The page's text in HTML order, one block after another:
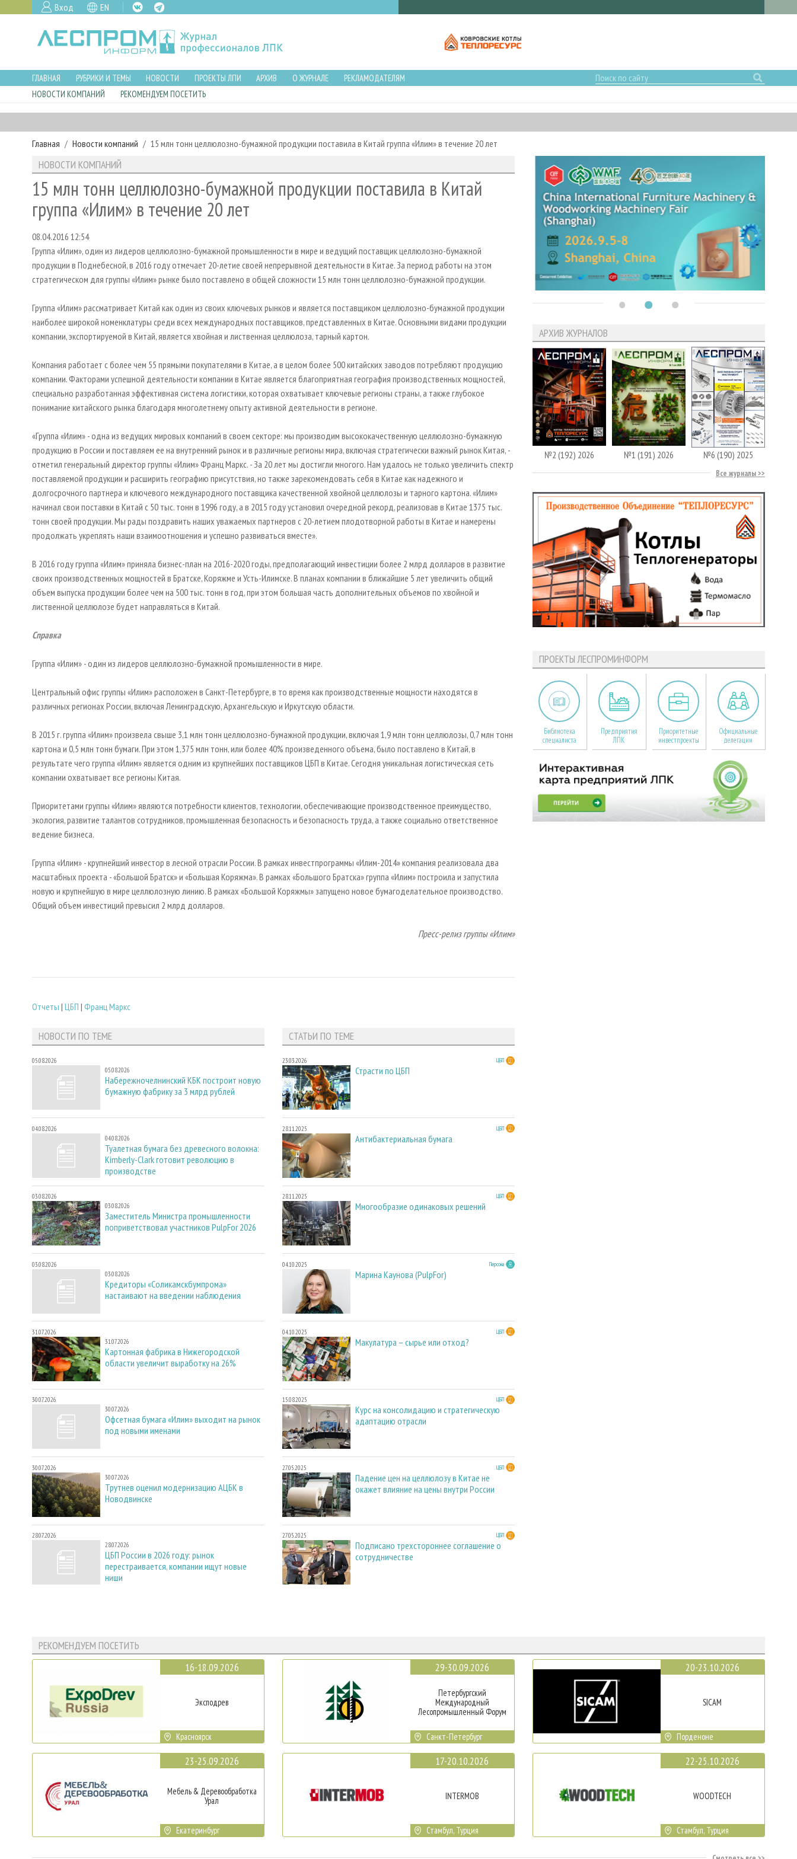
Вход EN
ГЛАВНАЯ РУБРИКИ И ТЕМЫ НОВОСТИ ПРОЕКТЫ ЛПИ АРХИВ О ЖУРНАЛЕ
РЕКЛАМОДАТЕЛЯМ
НОВОСТИ КОМПАНИЙ
РЕКОМЕНДУЕМ ПОСЕТИТЬ
Главная Новости компаний 15 млн тонн целлюлозно-бумажной продукции поставила в Китай группа «Илим» в течение 20 лет
НОВОСТИ КОМПАНИЙ
15 млн тонн целлюлозно-бумажной продукции поставила в Китай
группа «Илим» в течение 20 лет
08.04.2016 12:54
Группа «Илим», один из лидеров целлюлозно-бумажной промышленности в мире и ведущий поставщик целлюлозно-бумажной
продукции в Поднебесной, в 2016 году отмечает 20-летие своей непрерывной деятельности в Китае. За период работы на этом
стратегическом для группы «Илим» рынке было поставлено в общей сложности 15 млн тонн целлюлозно-бумажной продукции.
Группа «Илим» рассматривает Китай как один из своих ключевых рынков и является поставщиком целлюлозно-бумажной продукции
наиболее широкой номенклатуры среди всех международных поставщиков, представленных в Китае. Основными видами продукции
компании, экспортируемой в Китай, является хвойная и лиственная целлюлоза, тарный картон.
Компания работает с более чем 55 прямыми покупателями в Китае, а в целом более 500 китайских заводов потребляют продукцию
компании. Факторами успешной деятельности компании в Китае является благоприятная география производственных мощностей,
специально разработанная эффективная система логистики, которая охватывает ключевые регионы страны, а также глубокое
понимание китайского рынка благодаря многолетнему опыту активной деятельности в регионе.
«Группа «Илим» - одна из ведущих мировых компаний в своем секторе: мы производим высококачественную целлюлозно-бумажную
продукцию в России и поставляем ее на внутренний рынок и в различные регионы мира, включая стратегически важный рынок Китая, -
отметил генеральный директор группы «Илим» Франц Маркс. - За 20 лет мы достигли многого. Нам удалось не только увеличить спектр
поставляемой продукции и расширить географию присутствия, но также зарекомендовать себя в Китае как надежного и
долгосрочного партнера и ключевого международного поставщика качественной хвойной целлюлозы и тарного картона. «Илим»
начинал свои поставки в Китай с 50 тыс. тонн в 1996 году, а в 2015 году установил очередной рекорд, реализовав в Китае 1375 тыс.
тонн своей продукции. Мы рады поздравить наших уважаемых партнеров с 20-летием плодотворной работы в Китае и намерены
продолжать укреплять наши взаимоотношения и успешно развиваться вместе».
В 2016 году группа «Илим» приняла бизнес-план на 2016-2020 годы, предполагающий инвестиции более 2 млрд долларов в развитие
своих производственных мощностей в Братске, Коряжме и Усть-Илимске. В планах компании в ближайшие 5 лет увеличить общий
объем выпуска продукции более чем на 500 тыс. тонн в год, при этом большая часть дополнительных объемов по хвойной и
лиственной целлюлозе будет направляться в Китай.
Справка
Группа «Илим» - один из лидеров целлюлозно-бумажной промышленности в мире.
Центральный офис группы «Илим» расположен в Санкт-Петербурге, в то время как производственные мощности находятся в
различных регионах России, включая Ленинградскую, Архангельскую и Иркутскую области.
В 2015 г. группа «Илим» произвела свыше 3,1 млн тонн целлюлозно-бумажной продукции, включая 1,9 млн тонн целлюлозы, 0,7 млн тонн
картона и 0,5 млн тонн бумаги. При этом 1,375 млн тонн, или более 40% произведенного объема, было поставлено в Китай, в
результате чего группа «Илим» является одним из крупнейших поставщиков ЦБП в Китае. Сегодня уникальная логистическая сеть
компании охватывает все регионы Китая.
Приоритетами группы «Илим» являются потребности клиентов, технологии, обеспечивающие производственное преимущество,
экология, развитие талантов сотрудников, промышленная безопасность и безопасность труда, а также социально ответственное
ведение бизнеса.
Группа «Илим» - крупнейший инвестор в лесной отрасли России. В рамках инвестпрограммы «Илим-2014» компания реализовала два
масштабных проекта - «Большой Братск» и «Большая Коряжма». В рамках «Большого Братска» группа «Илим» построила и запустила
новую и крупнейшую в мире целлюлозную линию. В рамках «Большой Коряжмы» запущено новое бумагоделательное производство.
Общий объем инвестиций превысил 2 млрд долларов.
Пресс-релиз группы «Илим»
Отчеты | ЦБП | Франц Маркс
НОВОСТИ ПО ТЕМЕ
05.08.2026
05.08.2026
Набережночелнинский КБК построит новую
бумажную фабрику за 3 млрд рублей
04.08.2026
04.08.2026
Туалетная бумага без древесного волокна:
Kimberly-Clark готовит революцию в
производстве
03.08.2026
03.08.2026
Заместитель Министра промышленности
поприветствовал участников PulpFor 2026
03.08.2026
03.08.2026
Кредиторы «Соликамскбумпрома»
настаивают на введении наблюдения
31.07.2026
31.07.2026
Картонная фабрика в Нижегородской
области увеличит выработку на 26%
30.07.2026
30.07.2026
Офсетная бумага «Илим» выходит на рынок
под новыми именами
30.07.2026
30.07.2026
Трутнев оценил модернизацию АЦБК в
Новодвинске
28.07.2026
28.07.2026
ЦБП России в 2026 году: рынок
перестраивается, компании ищут новые
ниши
СТАТЬИ ПО ТЕМЕ
23.03.2026 ЦБП
Страсти по ЦБП
28.11.2025 ЦБП
Антибактериальная бумага
28.11.2025 ЦБП
Многообразие одинаковых решений
04.10.2025 Персона
Марина Каунова (PulpFor)
04.10.2025 ЦБП
Макулатура – сырье или отход?
15.08.2025 ЦБП
Курс на консолидацию и стратегическую
адаптацию отрасли
27.05.2025 ЦБП
Падение цен на целлюлозу в Китае не
окажет влияние на цены внутри России
27.05.2025 ЦБП
Подписано трехстороннее соглашение о
сотрудничестве
АРХИВ ЖУРНАЛОВ
№2 (192) 2026 №1 (191) 2026 №6 (190) 2025
Все журналы
ПРОЕКТЫ ЛЕСПРОМИНФОРМ
Библиотека
специалиста
Предприятия
ЛПК
Приоритетные
инвестпроекты
Официальные
делегации
РЕКОМЕНДУЕМ ПОСЕТИТЬ
16-18.09.2026
Эксподрев
Красноярск
23-25.09.2026
Мебель & Деревообработка
Урал
Екатеринбург
29-30.09.2026
Петербургский
Международный
Лесопромышленный Форум
Санкт-Петербург
17-20.10.2026
INTERMOB
Стамбул, Турция
20-23.10.2026
SICAM
Порденоне
22-25.10.2026
WOODTECH
Стамбул, Турция